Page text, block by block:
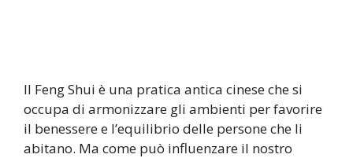
Il Feng Shui è una pratica antica cinese che si
occupa di armonizzare gli ambienti per favorire
il benessere e l’equilibrio delle persone che li
abitano. Ma come può influenzare il nostro